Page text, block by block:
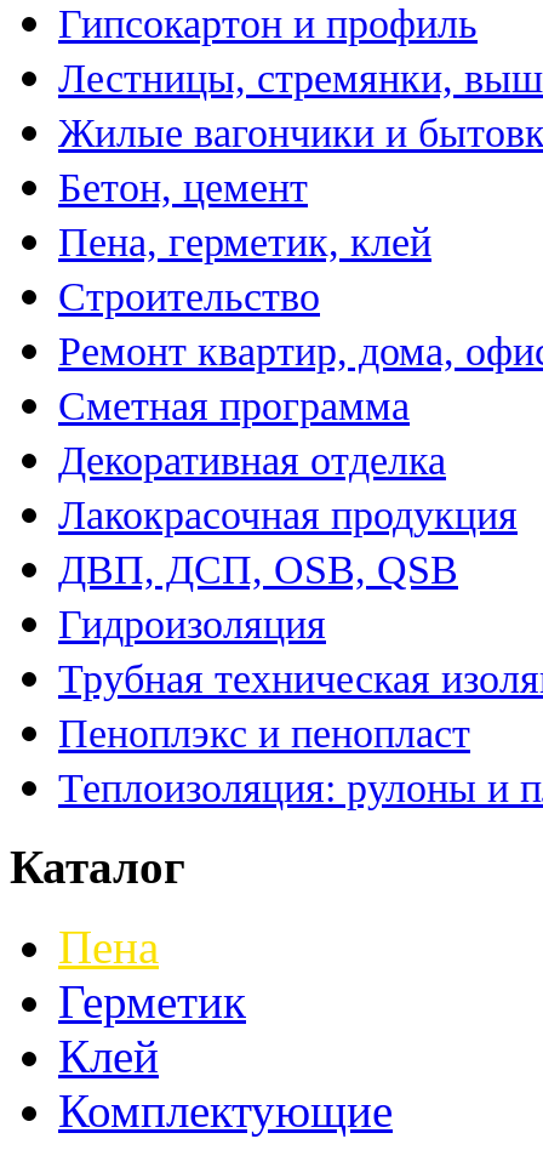
Гипсокартон и профиль
Лестницы, стремянки,
Жилые вагончики и
Бетон, цемент
Пена, герметик, клей
Строительство
Ремонт квартир, дома,
Сметная программа
Декоративная отделка
Лакокрасочная продукция
ДВП, ДСП, OSB, QSB
Гидроизоляция
Трубная техническая
Пеноплэкс и пенопласт
Теплоизоляция: рулоны и
Каталог
Пена
Герметик
Клей
Комплектующие